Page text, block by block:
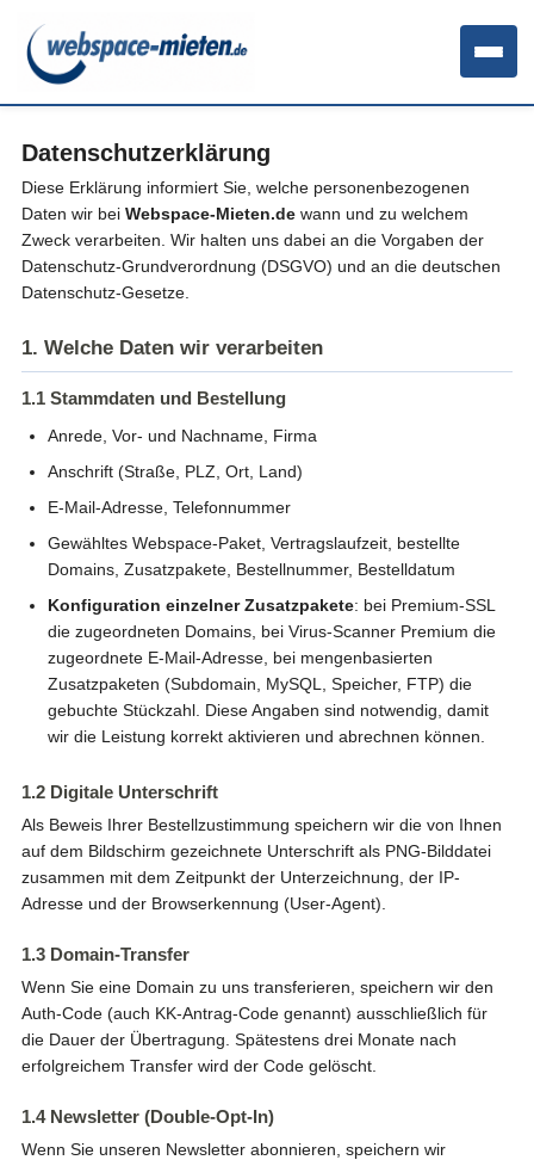
Datenschutzerklärung
Diese Erklärung informiert Sie, welche personenbezogenen
Daten wir bei Webspace-Mieten.de wann und zu welchem
Zweck verarbeiten. Wir halten uns dabei an die Vorgaben der
Datenschutz-Grundverordnung (DSGVO) und an die deutschen
Datenschutz-Gesetze.
1. Welche Daten wir verarbeiten
1.1 Stammdaten und Bestellung
Anrede, Vor- und Nachname, Firma
Anschrift (Straße, PLZ, Ort, Land)
E-Mail-Adresse, Telefonnummer
Gewähltes Webspace-Paket, Vertragslaufzeit, bestellte
Domains, Zusatzpakete, Bestellnummer, Bestelldatum
Konfiguration einzelner Zusatzpakete: bei Premium-SSL
die zugeordneten Domains, bei Virus-Scanner Premium die
zugeordnete E-Mail-Adresse, bei mengenbasierten
Zusatzpaketen (Subdomain, MySQL, Speicher, FTP) die
gebuchte Stückzahl. Diese Angaben sind notwendig, damit
wir die Leistung korrekt aktivieren und abrechnen können.
1.2 Digitale Unterschrift
Als Beweis Ihrer Bestellzustimmung speichern wir die von Ihnen
auf dem Bildschirm gezeichnete Unterschrift als PNG-Bilddatei
zusammen mit dem Zeitpunkt der Unterzeichnung, der IP-
Adresse und der Browserkennung (User-Agent).
1.3 Domain-Transfer
Wenn Sie eine Domain zu uns transferieren, speichern wir den
Auth-Code (auch KK-Antrag-Code genannt) ausschließlich für
die Dauer der Übertragung. Spätestens drei Monate nach
erfolgreichem Transfer wird der Code gelöscht.
1.4 Newsletter (Double-Opt-In)
Wenn Sie unseren Newsletter abonnieren, speichern wir